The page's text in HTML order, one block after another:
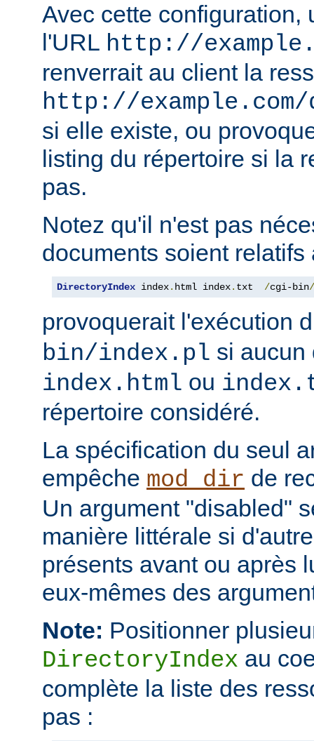
Avec cette configuration,
l'URL http://
renverrait au client la
http://
si elle existe, ou
listing du répertoire si la
pas.
Notez qu'il n'est pas
documents soient relatifs
DirectoryIndex index. html index. txt /cgi-bin/
provoquerait l'exécution
bin/index.pl si aucun
index.html ou
répertoire considéré.
La spécification du seul
empêche mod_dir de
Un argument "disabled"
manière littérale si
présents avant ou après
eux-mêmes des
Note: Positionner
DirectoryIndex au
complète la liste des
pas :